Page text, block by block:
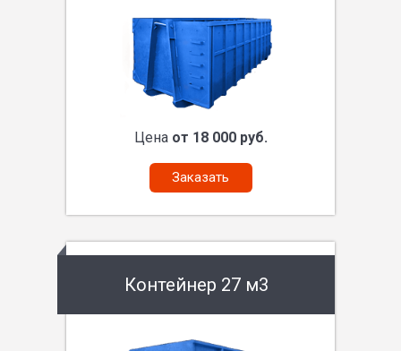
Цена от 18 000 руб.
Заказать
Контейнер 27 м3